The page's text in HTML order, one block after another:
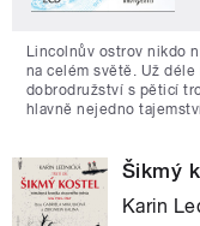
Lincolnův ostrov nikdo
na celém světě. Už
dobrodružství s pěticí
hlavně nejedno
Šikmý
Karin